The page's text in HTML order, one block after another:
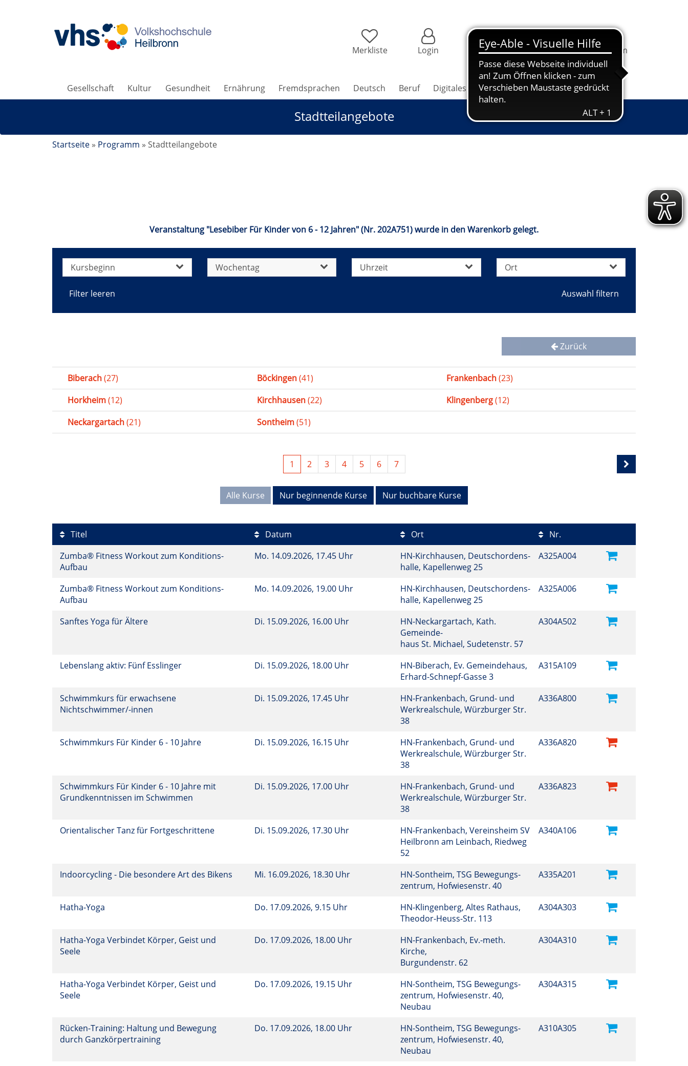
Merkliste Login
1 Ihrem
Warenkorb
befindet
sich
1
Kurs
Information Programm
Gesellschaft Kultur Gesundheit Ernährung Fremdsprachen Deutsch Beruf Digitales Grundbildung Jugendkunstschule
Stadtteilangebote
Startseite » Programm » Stadtteilangebote
Veranstaltung "Lesebiber Für Kinder von 6 - 12 Jahren" (Nr. 202A751) wurde in den Warenkorb gelegt.
Kursbeginn Wochentag Uhrzeit Ort
Filter leeren
Zurück
Biberach(27) Böckingen(41) Frankenbach(23)
Horkheim(12) Kirchhausen(22) Klingenberg(12)
Neckargartach(21) Sontheim(51)
1 2 3 4 5 6 7
Alle Kurse Nur beginnende Kurse Nur buchbare Kurse
Titel Datum Ort
Nr.
Zumba® Fitness Workout zum Konditions-
Aufbau
Mo. 14.09.2026, 17.45 Uhr
HN-Kirchhausen, Deutschordens-
halle, Kapellenweg 25
A325A004
Zumba® Fitness Workout zum Konditions-
Aufbau
Mo. 14.09.2026, 19.00 Uhr
HN-Kirchhausen, Deutschordens-
halle, Kapellenweg 25
A325A006
Sanftes Yoga für Ältere Di. 15.09.2026, 16.00 Uhr
HN-Neckargartach, Kath.
Gemeinde-
haus St. Michael, Sudetenstr. 57
A304A502
Lebenslang aktiv: Fünf Esslinger Di. 15.09.2026, 18.00 Uhr
HN-Biberach, Ev. Gemeindehaus,
Erhard-Schnepf-Gasse 3
A315A109
Schwimmkurs für erwachsene
Nichtschwimmer/-innen
Di. 15.09.2026, 17.45 Uhr
HN-Frankenbach, Grund- und
Werkrealschule, Würzburger Str.
38
A336A800
Schwimmkurs Für Kinder 6 - 10 Jahre Di. 15.09.2026, 16.15 Uhr
HN-Frankenbach, Grund- und
Werkrealschule, Würzburger Str.
38
A336A820
Schwimmkurs Für Kinder 6 - 10 Jahre mit
Grundkenntnissen im Schwimmen
Di. 15.09.2026, 17.00 Uhr
HN-Frankenbach, Grund- und
Werkrealschule, Würzburger Str.
38
A336A823
Orientalischer Tanz für Fortgeschrittene Di. 15.09.2026, 17.30 Uhr
HN-Frankenbach, Vereinsheim SV
Heilbronn am Leinbach, Riedweg
52
A340A106
Indoorcycling - Die besondere Art des Bikens Mi. 16.09.2026, 18.30 Uhr
HN-Sontheim, TSG Bewegungs-
zentrum, Hofwiesenstr. 40
A335A201
Hatha-Yoga Do. 17.09.2026, 9.15 Uhr
HN-Klingenberg, Altes Rathaus,
Theodor-Heuss-Str. 113
A304A303
Hatha-Yoga Verbindet Körper, Geist und
Seele
Do. 17.09.2026, 18.00 Uhr
HN-Frankenbach, Ev.-meth.
Kirche,
Burgundenstr. 62
A304A310
Hatha-Yoga Verbindet Körper, Geist und
Seele
Do. 17.09.2026, 19.15 Uhr
HN-Sontheim, TSG Bewegungs-
zentrum, Hofwiesenstr. 40,
Neubau
A304A315
Rücken-Training: Haltung und Bewegung
durch Ganzkörpertraining
Do. 17.09.2026, 18.00 Uhr
HN-Sontheim, TSG Bewegungs-
zentrum, Hofwiesenstr. 40,
Neubau
A310A305